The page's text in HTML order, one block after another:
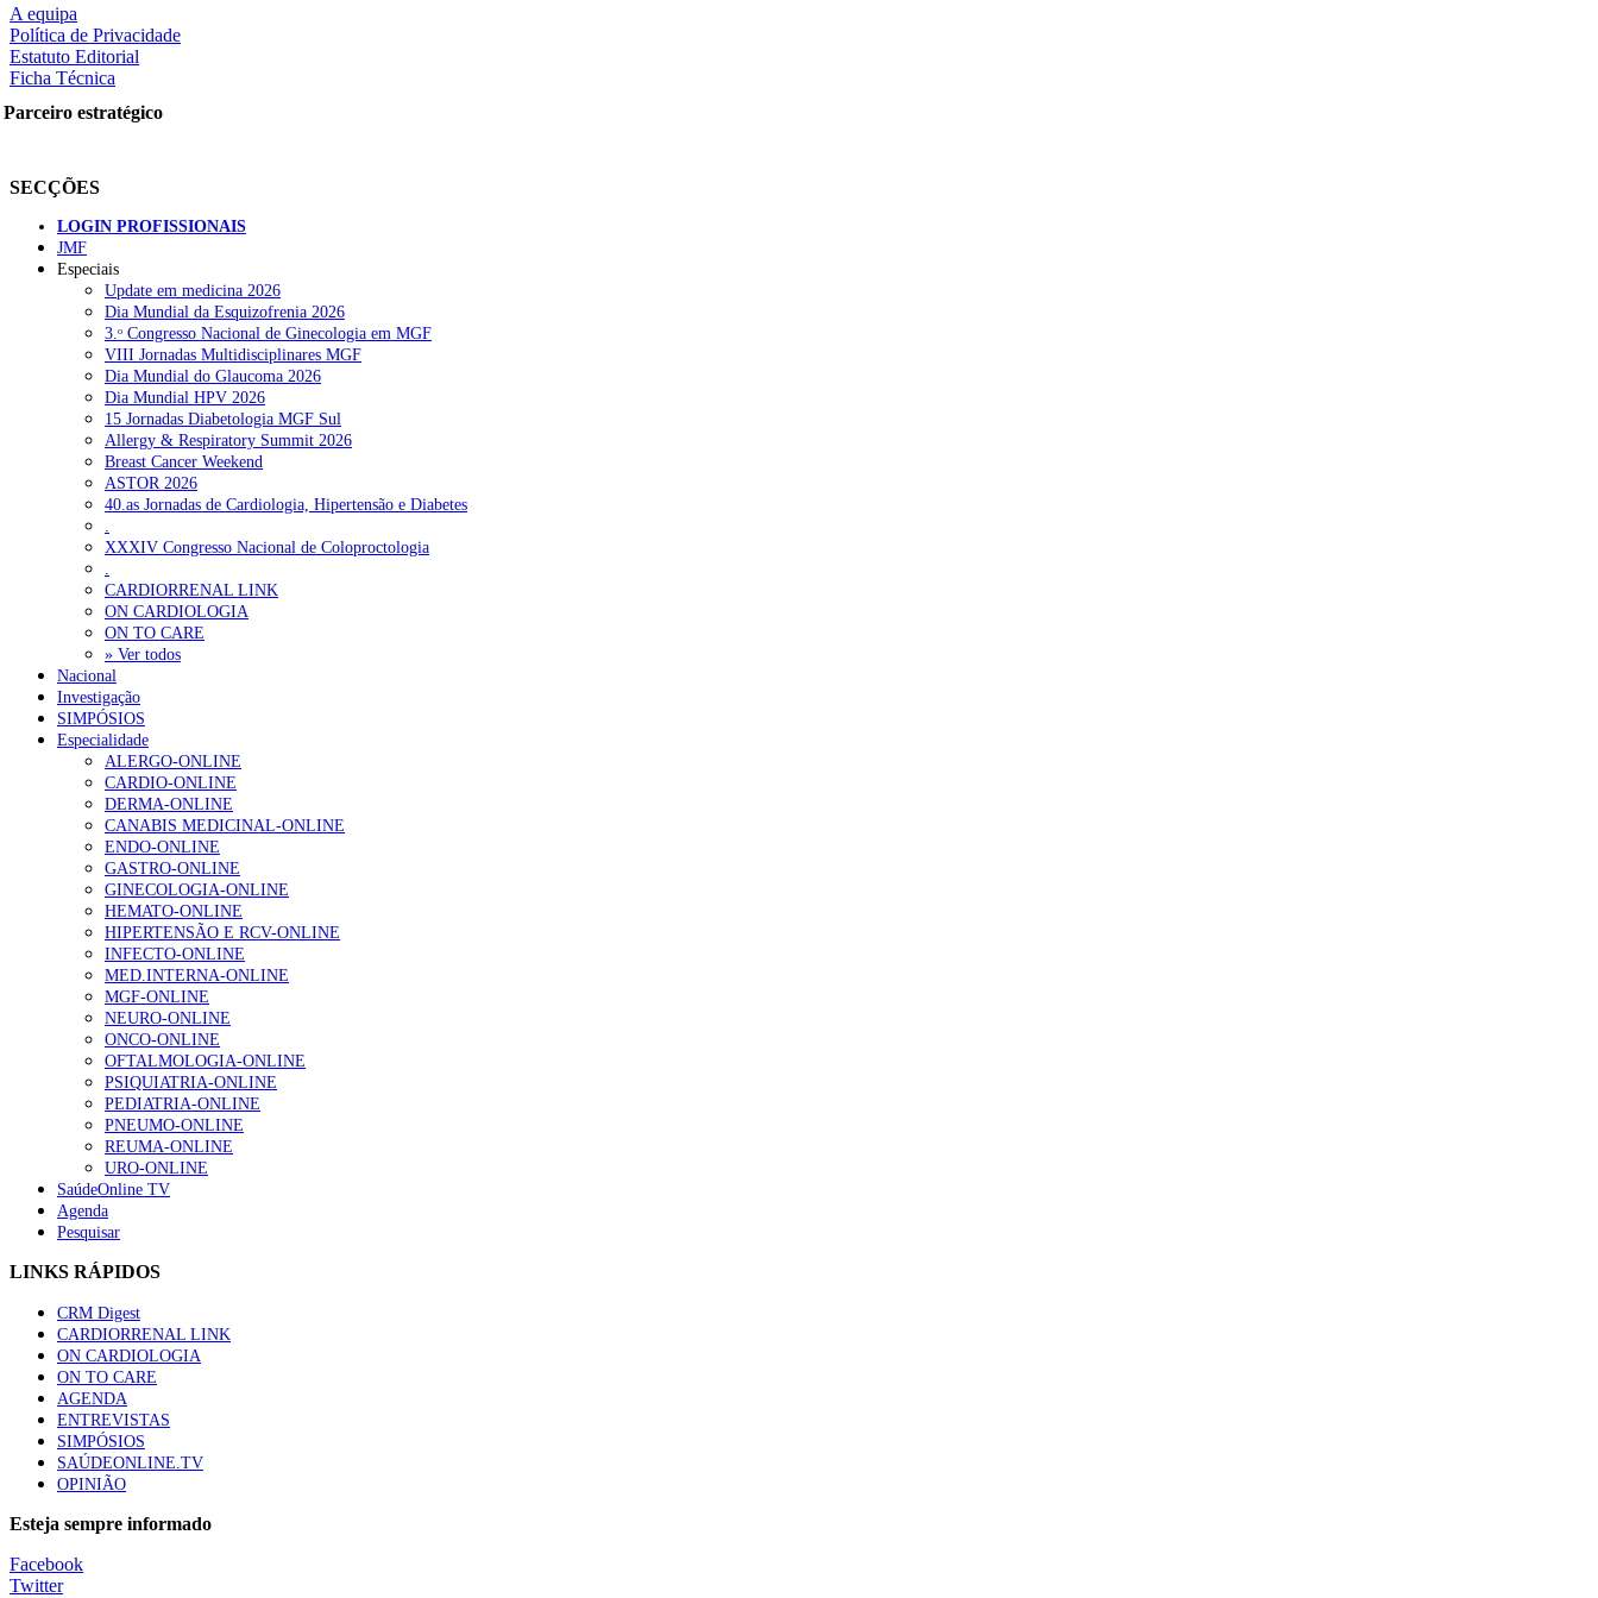
nas redes sociais:
RECENTES
Quase 11.900 jovens recorreram aos cheques psicólogo e nutricionista no primeiro mês
ULS de Coimbra estreia cirurgia endoscópica do ouvido com apoio robótico em Portugal
Enfermeiros exigem esclarecimentos sobre eventual gestão privada da ULS do Algarve
Ordem dos Médicos alerta para riscos no novo sistema de acesso a consultas e cirurgias
Portugal está a formar os médicos de que precisa?
MAIS LIDAS
Enfermagem Forense. “Da urgência ao tribunal, cada gesto conta e cada profissional faz a diferença”
202 visualizações
Alguns milhares de utentes podem ficar sem médico de família com nova regras do registo, alerta associação
155 visualizações
1.º Episódio do Podcast “Frequência Cardio – Sintoniza-te na Insuficiência Cardíaca” da Bayer
99 visualizações
“Os programas de rastreio do cancro do pulmão são custo-efetivos e representam um investimento sustentável para os sistemas de saúde”
88 visualizações
Quase quatro em cada dez doentes com enfarte apresentavam níveis elevados de Lp(a), revela estudo
86 visualizações
Trodelvy aprovado para primeira linha no cancro da mama triplo negativo metastático em doentes não elegíveis para inibidores PD-(L)1
61 visualizações
MAIS NOTÍCIAS
Tudo sobre branqueamento dentário
A equipa
Política de Privacidade
Estatuto Editorial
Ficha Técnica
Parceiro estratégico
SECÇÕES
LOGIN PROFISSIONAIS
JMF
Especiais
Update em medicina 2026
Dia Mundial da Esquizofrenia 2026
3.ᵒ Congresso Nacional de Ginecologia em MGF
VIII Jornadas Multidisciplinares MGF
Dia Mundial do Glaucoma 2026
Dia Mundial HPV 2026
15 Jornadas Diabetologia MGF Sul
Allergy & Respiratory Summit 2026
Breast Cancer Weekend
ASTOR 2026
40.as Jornadas de Cardiologia, Hipertensão e Diabetes
.
XXXIV Congresso Nacional de Coloproctologia
.
CARDIORRENAL LINK
ON CARDIOLOGIA
ON TO CARE
» Ver todos
Nacional
Investigação
SIMPÓSIOS
Especialidade
ALERGO-ONLINE
CARDIO-ONLINE
DERMA-ONLINE
CANABIS MEDICINAL-ONLINE
ENDO-ONLINE
GASTRO-ONLINE
GINECOLOGIA-ONLINE
HEMATO-ONLINE
HIPERTENSÃO E RCV-ONLINE
INFECTO-ONLINE
MED.INTERNA-ONLINE
MGF-ONLINE
NEURO-ONLINE
ONCO-ONLINE
OFTALMOLOGIA-ONLINE
PSIQUIATRIA-ONLINE
PEDIATRIA-ONLINE
PNEUMO-ONLINE
REUMA-ONLINE
URO-ONLINE
SaúdeOnline TV
Agenda
Pesquisar
LINKS RÁPIDOS
CRM Digest
CARDIORRENAL LINK
ON CARDIOLOGIA
ON TO CARE
AGENDA
ENTREVISTAS
SIMPÓSIOS
SAÚDEONLINE.TV
OPINIÃO
Esteja sempre informado
Facebook
Twitter